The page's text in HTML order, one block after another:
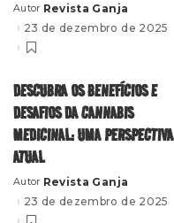
Posted
by
Autor Revista Ganja
23 de dezembro de 2025
DESCUBRA OS BENEFÍCIOS E
DESAFIOS DA CANNABIS
MEDICINAL: UMA PERSPECTIVA
ATUAL
Posted
by
Autor Revista Ganja
23 de dezembro de 2025